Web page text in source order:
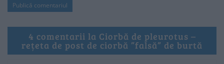
4 comentarii la Ciorbă de pleurotus –
rețeta de post de ciorbă ”falsă” de burtă